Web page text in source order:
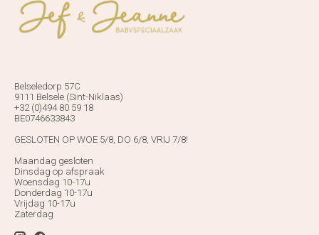
Belseledorp 57C
9111 Belsele (Sint-Niklaas)
+32 (0)494 80 59 18
BE0746633843
GESLOTEN OP WOE 5/8, DO 6/8, VRIJ 7/8!
Maandag gesloten
Dinsdag op afspraak
Woensdag 10-17u
Donderdag 10-17u
Vrijdag 10-17u
Zaterdag